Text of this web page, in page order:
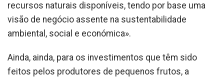
recursos naturais disponíveis, tendo por base uma
visão de negócio assente na sustentabilidade
ambiental, social e económica».
Ainda, ainda, para os investimentos que têm sido
feitos pelos produtores de pequenos frutos, a